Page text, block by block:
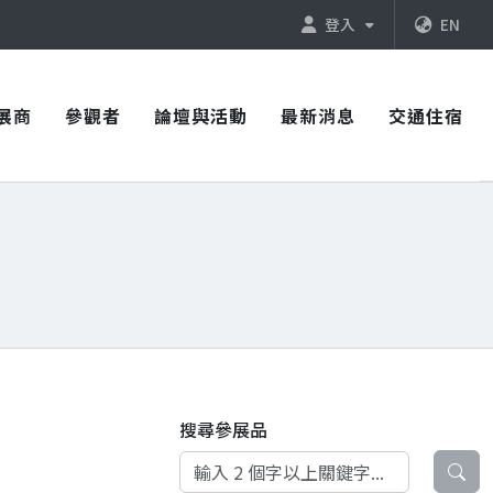
登入 EN
商 參觀者 論壇與活動 最新消息 交通住宿
搜尋參展品